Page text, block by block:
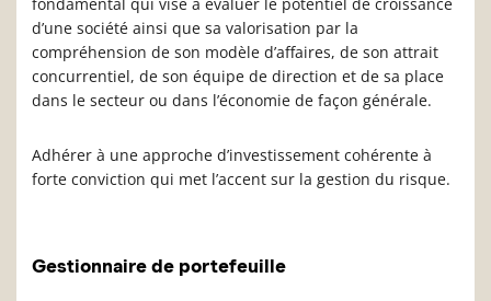
fondamental qui vise à évaluer le potentiel de croissance
d’une société ainsi que sa valorisation par la
compréhension de son modèle d’affaires, de son attrait
concurrentiel, de son équipe de direction et de sa place
dans le secteur ou dans l’économie de façon générale.
Adhérer à une approche d’investissement cohérente à
forte conviction qui met l’accent sur la gestion du risque.
Gestionnaire de portefeuille